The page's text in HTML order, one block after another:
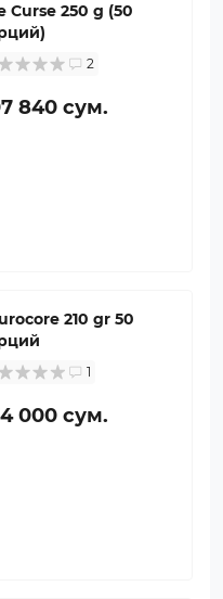
Curse 250 g (50
2
840 сум.
210 gr 50
1
000 сум.